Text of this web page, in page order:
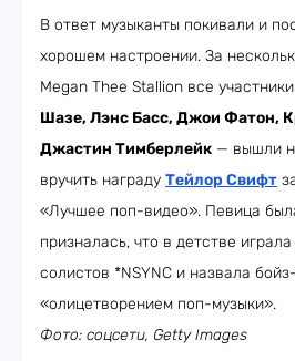
В ответ музыканты покивали и
хорошем настроении. За
Megan Thee Stallion все
Шазе, Лэнс Басс, Джои Фатон,
Джастин Тимберлейк — вышли
вручить награду Тейлор Свифт
«Лучшее поп-видео». Певица
призналась, что в детстве
солистов *NSYNC и назвала
«олицетворением поп-музыки».
Фото: соцсети, Getty Images